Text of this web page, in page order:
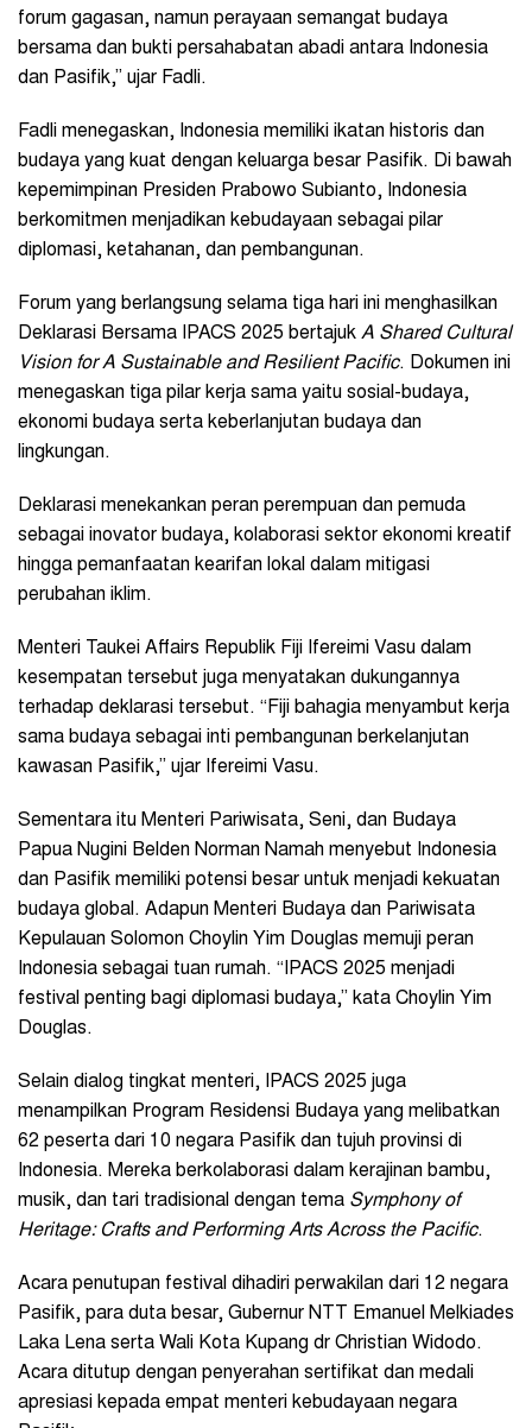
forum gagasan, namun perayaan semangat budaya
bersama dan bukti persahabatan abadi antara Indonesia
dan Pasifik,” ujar Fadli.
Fadli menegaskan, Indonesia memiliki ikatan historis dan
budaya yang kuat dengan keluarga besar Pasifik. Di bawah
kepemimpinan Presiden Prabowo Subianto, Indonesia
berkomitmen menjadikan kebudayaan sebagai pilar
diplomasi, ketahanan, dan pembangunan.
Forum yang berlangsung selama tiga hari ini menghasilkan
Deklarasi Bersama IPACS 2025 bertajuk A Shared Cultural
Vision for A Sustainable and Resilient Pacific. Dokumen ini
menegaskan tiga pilar kerja sama yaitu sosial-budaya,
ekonomi budaya serta keberlanjutan budaya dan
lingkungan.
Deklarasi menekankan peran perempuan dan pemuda
sebagai inovator budaya, kolaborasi sektor ekonomi kreatif
hingga pemanfaatan kearifan lokal dalam mitigasi
perubahan iklim.
Menteri Taukei Affairs Republik Fiji Ifereimi Vasu dalam
kesempatan tersebut juga menyatakan dukungannya
terhadap deklarasi tersebut. “Fiji bahagia menyambut kerja
sama budaya sebagai inti pembangunan berkelanjutan
kawasan Pasifik,” ujar Ifereimi Vasu.
Sementara itu Menteri Pariwisata, Seni, dan Budaya
Papua Nugini Belden Norman Namah menyebut Indonesia
dan Pasifik memiliki potensi besar untuk menjadi kekuatan
budaya global. Adapun Menteri Budaya dan Pariwisata
Kepulauan Solomon Choylin Yim Douglas memuji peran
Indonesia sebagai tuan rumah. “IPACS 2025 menjadi
festival penting bagi diplomasi budaya,” kata Choylin Yim
Douglas.
Selain dialog tingkat menteri, IPACS 2025 juga
menampilkan Program Residensi Budaya yang melibatkan
62 peserta dari 10 negara Pasifik dan tujuh provinsi di
Indonesia. Mereka berkolaborasi dalam kerajinan bambu,
musik, dan tari tradisional dengan tema Symphony of
Heritage: Crafts and Performing Arts Across the Pacific.
Acara penutupan festival dihadiri perwakilan dari 12 negara
Pasifik, para duta besar, Gubernur NTT Emanuel Melkiades
Laka Lena serta Wali Kota Kupang dr Christian Widodo.
Acara ditutup dengan penyerahan sertifikat dan medali
apresiasi kepada empat menteri kebudayaan negara